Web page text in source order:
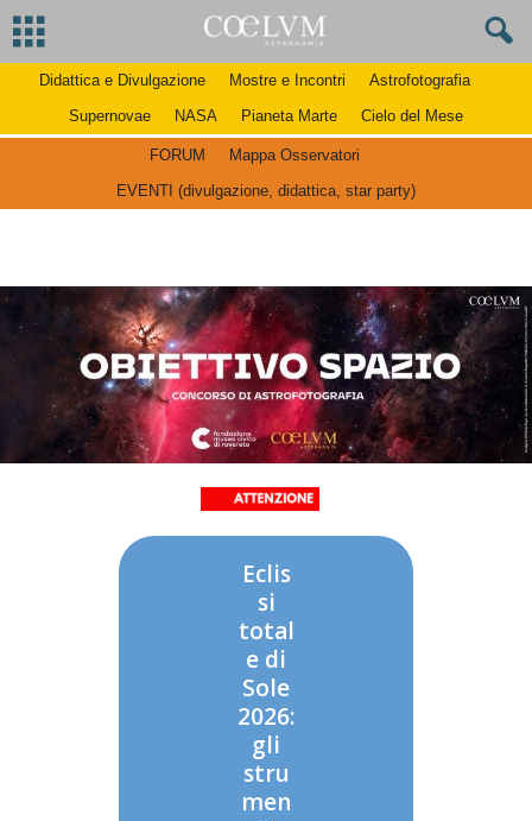
Didattica e Divulgazione Mostre e Incontri
Astrofotografia
Supernovae
NASA Pianeta Marte Cielo del Mese
FORUM
Mappa Osservatori
EVENTI (divulgazione, didattica, star party)
Eclis
si
total
e di
Sole
2026:
gli
stru
men